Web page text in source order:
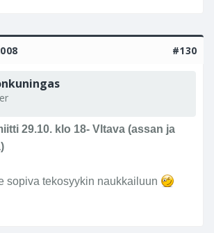
#130
29.10. klo 18- Vltava (assan ja
sopiva tekosyykin naukkailuun